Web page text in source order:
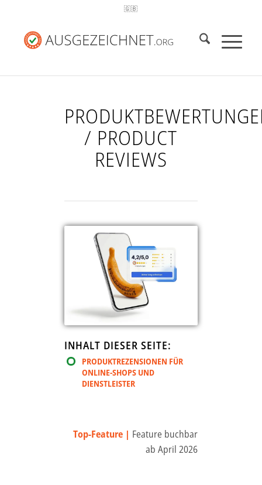
🇬🇧
/ PRODUCT
REVIEWS
INHALT DIESER SEITE:
PRODUKTREZENSIONEN FÜR
ONLINE-SHOPS UND
DIENSTLEISTER
Top-Feature | Feature buchbar
ab April 2026